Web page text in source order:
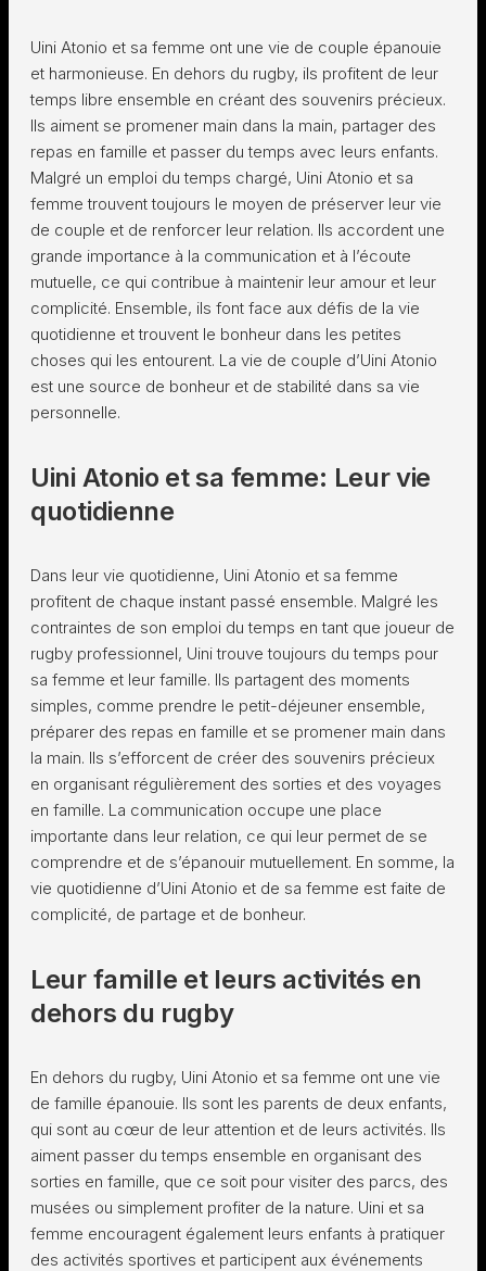
Uini Atonio et sa femme ont une vie de couple épanouie
et harmonieuse. En dehors du rugby, ils profitent de leur
temps libre ensemble en créant des souvenirs précieux.
Ils aiment se promener main dans la main, partager des
repas en famille et passer du temps avec leurs enfants.
Malgré un emploi du temps chargé, Uini Atonio et sa
femme trouvent toujours le moyen de préserver leur vie
de couple et de renforcer leur relation. Ils accordent une
grande importance à la communication et à l’écoute
mutuelle, ce qui contribue à maintenir leur amour et leur
complicité. Ensemble, ils font face aux défis de la vie
quotidienne et trouvent le bonheur dans les petites
choses qui les entourent. La vie de couple d’Uini Atonio
est une source de bonheur et de stabilité dans sa vie
personnelle.
Uini Atonio et sa femme: Leur vie
quotidienne
Dans leur vie quotidienne, Uini Atonio et sa femme
profitent de chaque instant passé ensemble. Malgré les
contraintes de son emploi du temps en tant que joueur de
rugby professionnel, Uini trouve toujours du temps pour
sa femme et leur famille. Ils partagent des moments
simples, comme prendre le petit-déjeuner ensemble,
préparer des repas en famille et se promener main dans
la main. Ils s’efforcent de créer des souvenirs précieux
en organisant régulièrement des sorties et des voyages
en famille. La communication occupe une place
importante dans leur relation, ce qui leur permet de se
comprendre et de s’épanouir mutuellement. En somme, la
vie quotidienne d’Uini Atonio et de sa femme est faite de
complicité, de partage et de bonheur.
Leur famille et leurs activités en
dehors du rugby
En dehors du rugby, Uini Atonio et sa femme ont une vie
de famille épanouie. Ils sont les parents de deux enfants,
qui sont au cœur de leur attention et de leurs activités. Ils
aiment passer du temps ensemble en organisant des
sorties en famille, que ce soit pour visiter des parcs, des
musées ou simplement profiter de la nature. Uini et sa
femme encouragent également leurs enfants à pratiquer
des activités sportives et participent aux événements